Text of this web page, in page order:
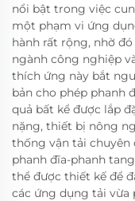
nổi bật trong việc
một phạm vi ứng
hành rất rộng, nhờ
ngành công nghiệp
thích ứng này bắt
bản cho phép phanh
quả bất kể được lắp
nặng, thiết bị nông
thống vận tải chuyên
phanh đĩa-phanh
thể được thiết kế để
các ứng dụng tải vừa